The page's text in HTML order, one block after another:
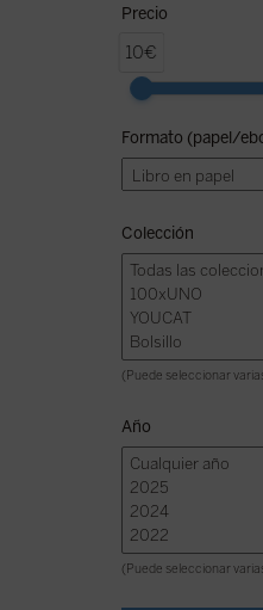
Precio
10€
Formato (papel/
Colección
(Puede seleccionar
Año
(Puede seleccionar